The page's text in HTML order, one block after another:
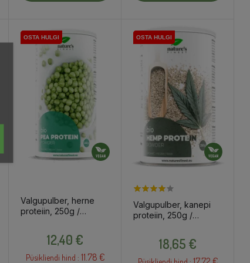
OSTA HULGI
OSTA HULGI
Valgupulber, herne
proteiin, 250g /
12,40 €
Püsikliendi hind : 11.78 €
OSTA HULGI
OSTA HULGI
Valgupulber, kanepi
proteiin, 250g /
18,65 €